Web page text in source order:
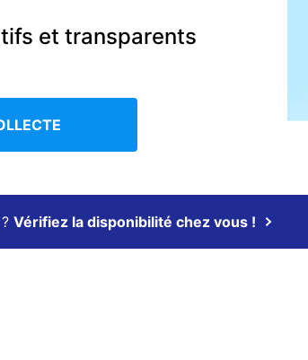
et transparents
Vérifiez la disponibilité chez vous !